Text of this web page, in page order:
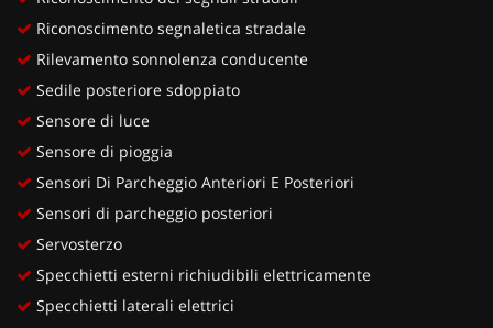
Riconoscimento segnaletica stradale
Rilevamento sonnolenza conducente
Sedile posteriore sdoppiato
Sensore di luce
Sensore di pioggia
Sensori Di Parcheggio Anteriori E Posteriori
Sensori di parcheggio posteriori
Servosterzo
Specchietti esterni richiudibili elettricamente
Specchietti laterali elettrici